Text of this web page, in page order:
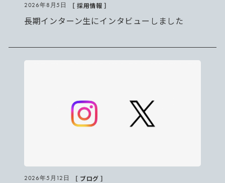
2026年8月5日 ［ 採用情報 ］
長期インターン生にインタビューしました
2026年5月12日 ［ ブログ ］